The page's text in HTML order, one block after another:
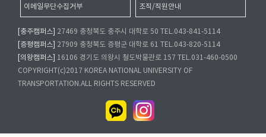
이메일무단수집거부 조직/직원안내
[충주캠퍼스]
27469 충청북도 충주시 대학로 50 TEL.043-841-5114
[증평캠퍼스]
27909 충청북도 증평군 대학로 61 TEL.043-820-5114
[의왕캠퍼스]
16106 경기도 의왕시 철도박물관로 157 TEL.031-460-0500
COPYRIGHT(c)2017 KOREA NATIONAL UNIVERSITY OF
TRANSPORTATION.ALL RIGHTS RESERVED